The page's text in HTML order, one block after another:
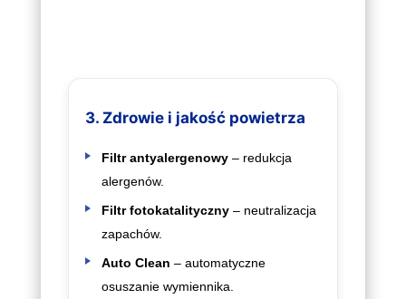
3. Zdrowie i jakość powietrza
Filtr antyalergenowy– redukcja
alergenów.
Filtr fotokatalityczny– neutralizacja
zapachów.
Auto Clean – automatyczne
osuszanie wymiennika.